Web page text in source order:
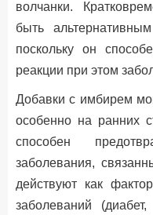
волчанки.
быть
поскольку он
реакции при этом
Добавки с имбирем
особенно на ранних
способен
заболевания,
действуют как
заболеваний